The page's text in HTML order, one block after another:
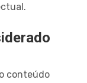
conteúdo